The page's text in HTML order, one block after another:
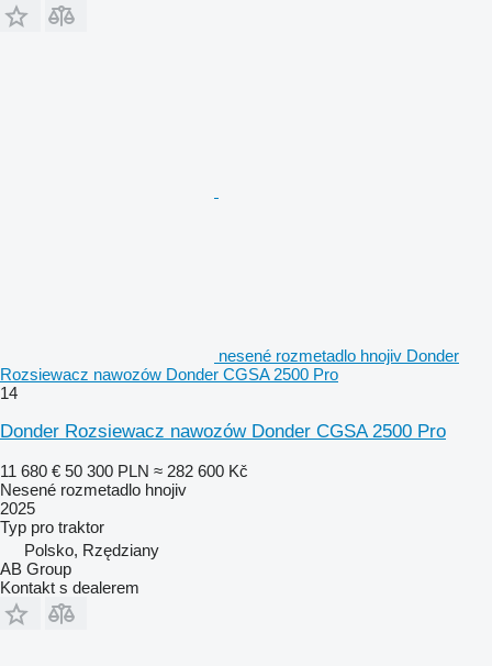
nesené rozmetadlo hnojiv Donder
Rozsiewacz nawozów Donder CGSA 2500 Pro
14
Donder Rozsiewacz nawozów Donder CGSA 2500 Pro
11 680 € 50 300 PLN ≈ 282 600 Kč
Nesené rozmetadlo hnojiv
2025
Typ pro traktor
Polsko, Rzędziany
AB Group
Kontakt s dealerem